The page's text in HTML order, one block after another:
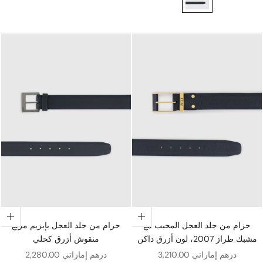
اختيار الخيارات
حزام من جلد العجل بإبزيم مربع
منقوش أزرق كحلي
سعر البيع
2,280.00 درهم إماراتي
اختيار الخيارات
حزام من جلد العجل المحبب مع
مشبك طراز 2007، لون أزرق داكن
سعر البيع 3,210.00 درهم إماراتي